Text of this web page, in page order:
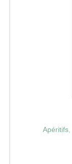
Apéritifs,